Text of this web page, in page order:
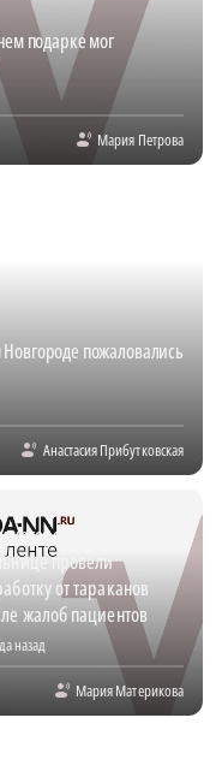
подарке мог
Мария Петрова
пожаловались
Анастасия Прибутковская
детской
провели
от тараканов
жалоб пациентов
назад
Мария Материкова